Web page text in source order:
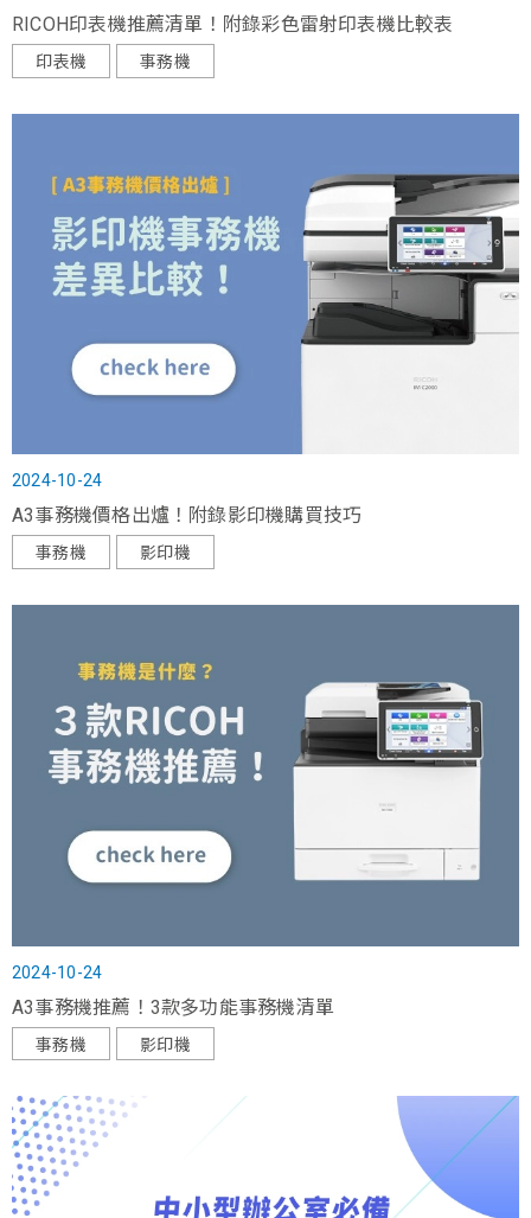
RICOH印表機推薦清單！附錄彩色雷射印表機比較表
印表機 事務機
2024-10-24
A3事務機價格出爐！附錄影印機購買技巧
事務機 影印機
2024-10-24
A3事務機推薦！3款多功能事務機清單
事務機 影印機